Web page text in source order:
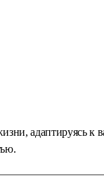
адаптируясь к